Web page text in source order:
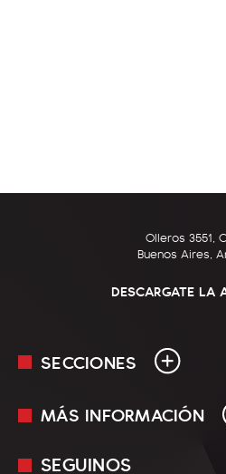
Olleros 3551,
Buenos Aires,
DESCARGATE LA
SECCIONES
En Vivo
MÁS INFORMACIÓN
SEGUINOS